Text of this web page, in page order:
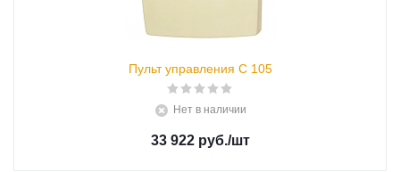
Пульт управления С 105
Нет в наличии
33 922 руб./шт